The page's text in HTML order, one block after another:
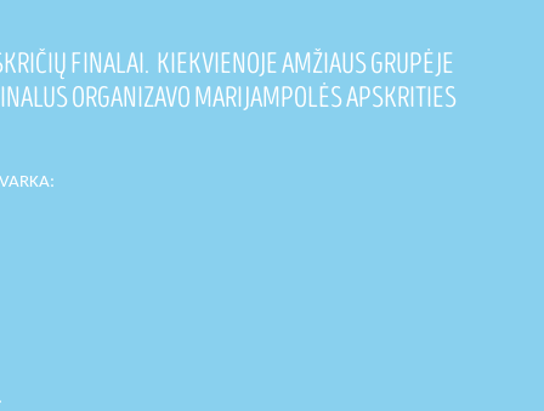
FINALAI. KIEKVIENOJE AMŽIAUS GRUPĖJE
ORGANIZAVO MARIJAMPOLĖS APSKRITIES